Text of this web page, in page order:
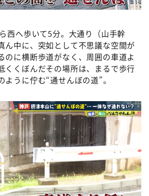
西へ歩いて5分。大通り（山手幹
ん中に、突如として不思議な空間が
のに横断歩道がなく、周囲の車道よ
くくぼんだその場所は、まるで歩行
うに佇む“通せんぼの道”。